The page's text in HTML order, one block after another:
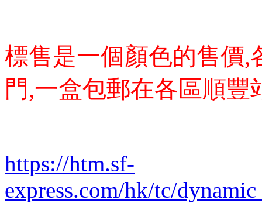
標售是一個顏色的售價,
門,一盒包郵在各區順豐
https://htm.sf-
express.com/hk/tc/